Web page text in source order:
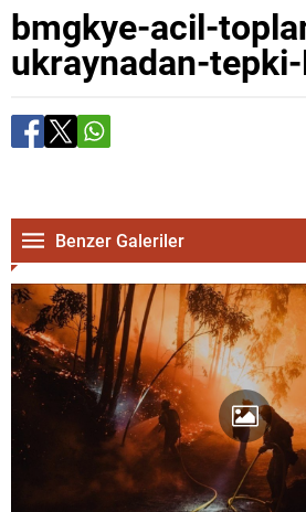
bmgkye-acil-
ukraynadan-
Benzer Galeriler